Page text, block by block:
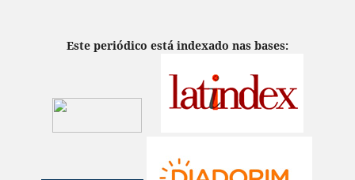
Este periódico está indexado nas bases: